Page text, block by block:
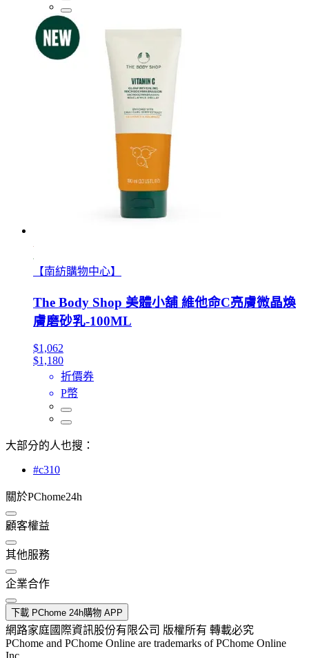
【南紡購物中心】
The Body Shop 美體小舖 維他命C亮膚微晶煥
膚磨砂乳-100ML
$1,062
$1,180
折價券
P幣
大部分的人也搜：
#c310
關於PChome24h
顧客權益
其他服務
企業合作
下載 PChome 24h購物 APP
網路家庭國際資訊股份有限公司 版權所有 轉載必究
PChome and PChome Online are trademarks of PChome Online
Inc.